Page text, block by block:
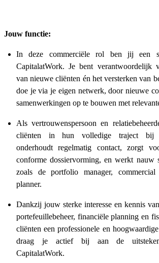
Jouw functie:
In deze commerciële rol ben jij een
CapitalatWork. Je bent verantwoordelijk
van nieuwe cliënten én het versterken van
doe je via je eigen netwerk, door nieuwe
samenwerkingen op te bouwen met
Als vertrouwenspersoon en
cliënten in hun volledige traject bij
onderhoudt regelmatig contact, zorgt
conforme dossiervorming, en werkt nauw
zoals de portfolio manager, commercial
planner.
Dankzij jouw sterke interesse en kennis
portefeuillebeheer, financiële planning en
cliënten een professionele en
draag je actief bij aan de
CapitalatWork.